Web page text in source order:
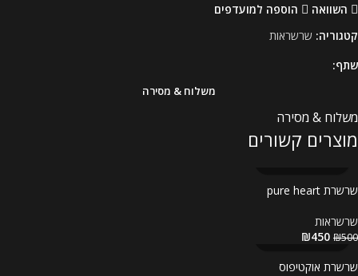
השוואה
הוספה למועדפים
קטגוריה: שרשראות
שתף:
משלוח & מסירה
משלוח & מסירה
מוצרים קשורים
שרשרת pure heart
שרשראות
₪500
₪450
שרשרת אוקטיפוס